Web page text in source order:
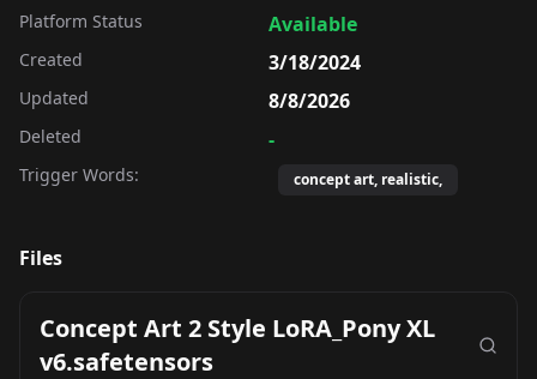
Platform Status Available
Created 3/18/2024
Updated 8/8/2026
Deleted -
Trigger Words: concept art, realistic,
Files
Concept Art 2 Style LoRA_Pony XL
v6.safetensors